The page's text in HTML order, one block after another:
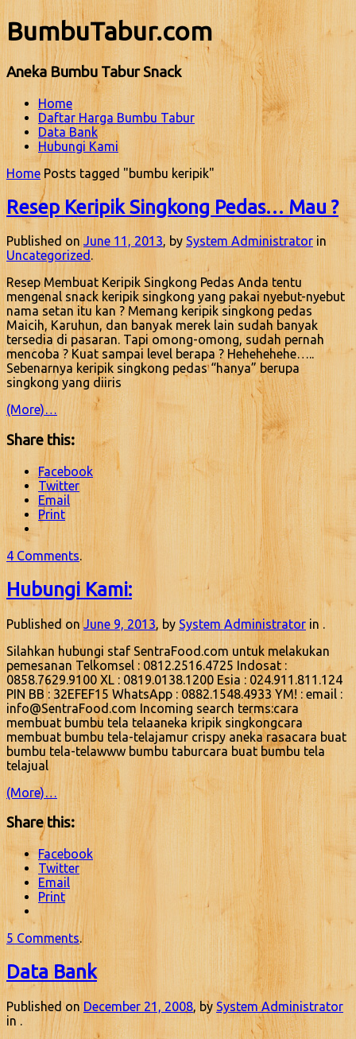
BumbuTabur.com
Aneka Bumbu Tabur Snack
Home
Daftar Harga Bumbu Tabur
Data Bank
Hubungi Kami
Home Posts tagged "bumbu keripik"
Resep Keripik Singkong Pedas… Mau ?
Published on June 11, 2013, by System Administrator in
Uncategorized .
Resep Membuat Keripik Singkong Pedas Anda tentu
mengenal snack keripik singkong yang pakai nyebut-nyebut
nama setan itu kan ? Memang keripik singkong pedas
Maicih, Karuhun, dan banyak merek lain sudah banyak
tersedia di pasaran. Tapi omong-omong, sudah pernah
mencoba ? Kuat sampai level berapa ? Hehehehehe…..
Sebenarnya keripik singkong pedas “hanya” berupa
singkong yang diiris
(More)…
Share this:
Facebook
Twitter
Email
Print
4 Comments.
Hubungi Kami:
Published onJune 9, 2013, by System Administrator in .
Silahkan hubungi staf SentraFood.com untuk melakukan
pemesanan Telkomsel : 0812.2516.4725 Indosat :
0858.7629.9100 XL : 0819.0138.1200 Esia : 024.911.811.124
PIN BB : 32EFEF15 WhatsApp : 0882.1548.4933 YM! : email :
info@SentraFood.com Incoming search terms:cara
membuat bumbu tela telaaneka kripik singkongcara
membuat bumbu tela-telajamur crispy aneka rasacara buat
bumbu tela-telawww bumbu taburcara buat bumbu tela
telajual
(More)…
Share this:
Facebook
Twitter
Email
Print
5 Comments.
Data Bank
Published on December 21, 2008, by System Administrator
in .